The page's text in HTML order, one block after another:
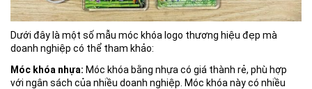
Dưới đây là một số mẫu móc khóa logo thương hiệu đẹp mà
doanh nghiệp có thể tham khảo:
Móc khóa nhựa: Móc khóa bằng nhựa có giá thành rẻ, phù hợp
với ngân sách của nhiều doanh nghiệp. Móc khóa này có nhiều